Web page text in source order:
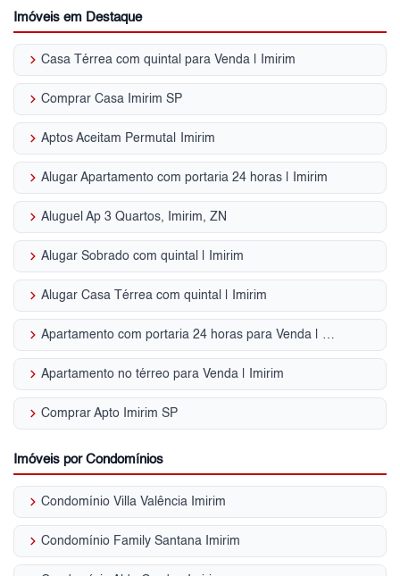
Imóveis em Destaque
keyboard_arrow_right Casa Térrea com quintal para Venda | Imirim
keyboard_arrow_right Comprar Casa Imirim SP
keyboard_arrow_right Aptos Aceitam Permuta| Imirim
keyboard_arrow_right Alugar Apartamento com portaria 24 horas | Imirim
keyboard_arrow_right Aluguel Ap 3 Quartos, Imirim, ZN
keyboard_arrow_right Alugar Sobrado com quintal | Imirim
keyboard_arrow_right Alugar Casa Térrea com quintal | Imirim
keyboard_arrow_right Apartamento com portaria 24 horas para Venda | Imirim
keyboard_arrow_right Apartamento no térreo para Venda | Imirim
keyboard_arrow_right Comprar Apto Imirim SP
Imóveis por Condomínios
keyboard_arrow_right Condomínio Villa Valência Imirim
keyboard_arrow_right Condomínio Family Santana Imirim